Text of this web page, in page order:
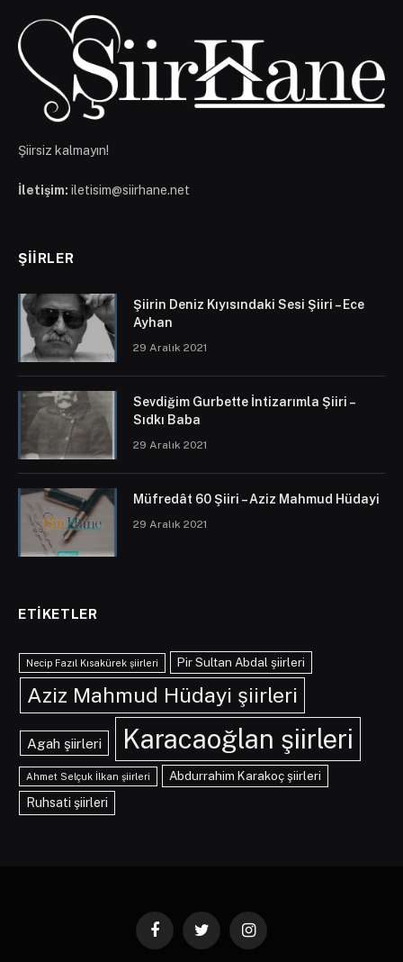
Şiirsiz kalmayın!
İletişim: iletisim@siirhane.net
ŞIIRLER
Şiirin Deniz Kıyısındaki Sesi Şiiri – Ece
Ayhan
29 Aralık 2021
Sevdiğim Gurbette İntizarımla Şiiri –
Sıdkı Baba
29 Aralık 2021
Müfredât 60 Şiiri – Aziz Mahmud Hüdayi
29 Aralık 2021
ETIKETLER
Necip Fazıl Kısakürek şiirleri Pir Sultan Abdal şiirleri
Aziz Mahmud Hüdayi şiirleri
Agah şiirleri Karacaoğlan şiirleri
Ahmet Selçuk İlkan şiirleri
Abdurrahim Karakoç şiirleri
Ruhsati şiirleri
FacebookTwitter Instagram